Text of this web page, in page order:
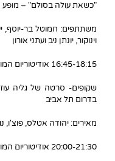
"כשאת עולה בסולם" – מופע
משתתפים: חמוטל בר-יוסף,
וינוקור, יונתן ניב ועתני אורון
16:45-18:15 אודיטוריום המורשת במדרשת בן גוריון
שקופים- סרטה של גליה
בדרום תל אביב
מאירים: יהודה אטלס, פוצ'ו,
20:00-21:30 אודיטוריום המורשת במדרשת בן גוריון